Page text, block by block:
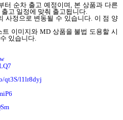
터 순차 출고 예정이며
본 상품과 다른
고 일정에 맞춰 출고됩니다
사정으로 변동될 수 있습니다. 이 점 양
트 이미지와 MD 상품을 불법 도용할 시
있습니다
qt3S/l1lr8dyj